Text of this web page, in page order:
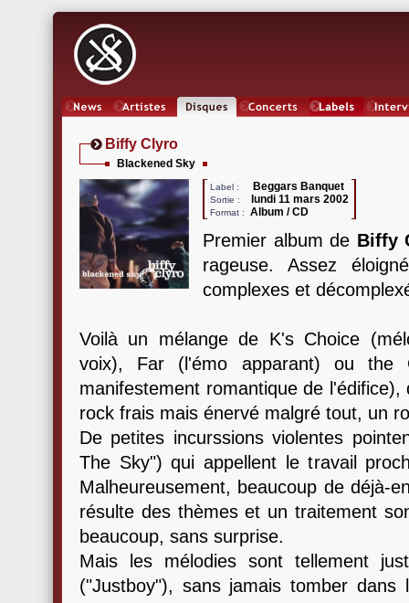
Biffy Clyro
Blackened Sky
Label : Beggars Banquet
Sortie : lundi 11 mars 2002
Format : Album / CD
Premier album de Biffy
rageuse. Assez
complexes et
Voilà un mélange de K's Choice
voix), Far (l'émo apparant) ou
manifestement romantique de
rock frais mais énervé malgré tout, un
De petites incurssions violentes
The Sky") qui appellent le travail
Malheureusement, beaucoup de déjà-
résulte des thèmes et un traitement
beaucoup, sans surprise.
Mais les mélodies sont tellement
("Justboy"), sans jamais tomber